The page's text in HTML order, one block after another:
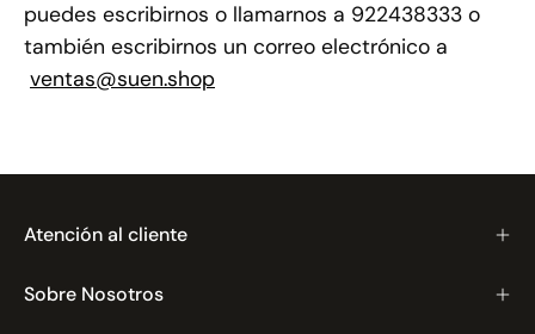
puedes escribirnos o llamarnos a 922438333 o
también escribirnos un correo electrónico a
ventas@suen.shop
Atención al cliente
Sobre Nosotros